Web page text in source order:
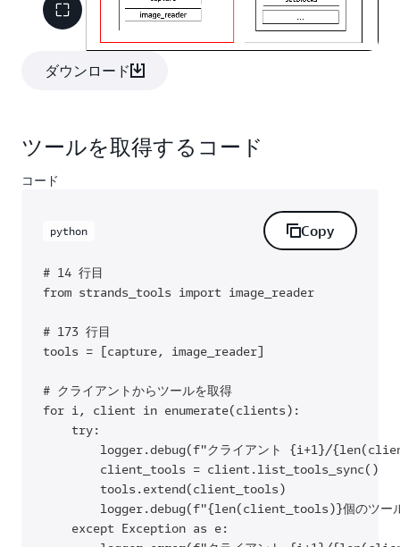
ダウンロード
ツールを取得するコード
コード
python Copy
# 14 行目
from strands_tools import image_reader
# 173 行目
tools = [capture, image_reader]
# クライアントからツールを取得
for i, client in enumerate(clients):
    try:
logger.debug(f"クライアント {i+1}/
        client_tools = client.list_tools_sync()
        tools.extend(client_tools)
logger.debug(f"{len(client_tools)}個のツー
    except Exception as e: